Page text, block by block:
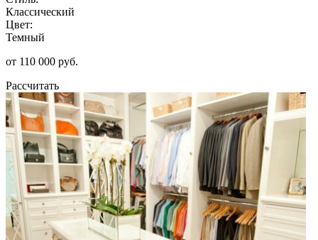
Классический
Цвет:
Темный
от 110 000 руб.
Рассчитать